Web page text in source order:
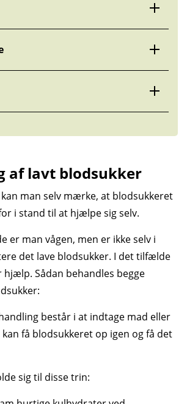
af lavt blod­sukker
man selv mærke, at blodsukkeret
i stand til at hjælpe sig selv.
er man vågen, men er ikke selv i
det lave blodsukker. I det tilfælde
Sådan behandles begge
består i at indtage mad eller
få blod­sukkeret op igen og få det
sig til disse trin: